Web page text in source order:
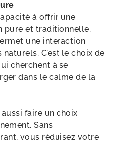
à offrir une
pure et traditionnelle.
une interaction
C’est le choix de
cherchent à se
dans le calme de la
aussi faire un choix
Sans
vous réduisez votre